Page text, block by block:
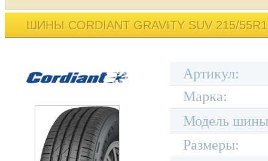
ШИНЫ CORDIANT GRAVITY SUV 215/
Артикул:
Марка:
Модель
Размеры: